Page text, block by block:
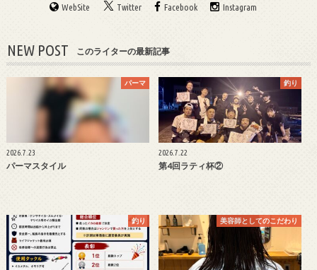
WebSite Twitter Facebook Instagram
NEW POST このライターの最新記事
パーマ
2026.7.23
パーマスタイル
釣り
2026.7.22
第4回ラティ杯②
釣り 美容師としてのこだわり